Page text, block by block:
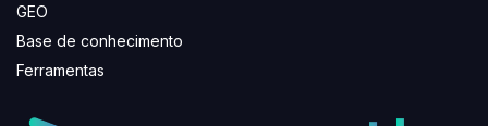
GEO
Base de conhecimento
Ferramentas